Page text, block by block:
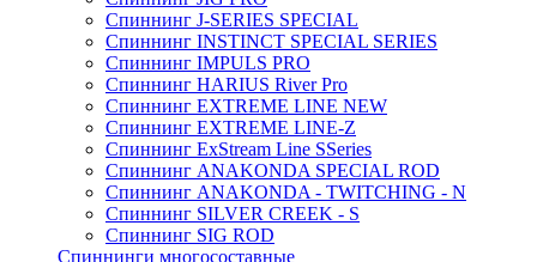
Спиннинг J-SERIES SPECIAL
Спиннинг INSTINCT SPECIAL SERIES
Спиннинг IMPULS PRO
Спиннинг HARIUS River Pro
Спиннинг EXTREME LINE NEW
Спиннинг EXTREME LINE-Z
Спиннинг ExStream Line SSeries
Спиннинг ANAKONDA SPECIAL ROD
Спиннинг ANAKONDA - TWITCHING - N
Спиннинг SILVER CREEK - S
Спиннинг SIG ROD
Спиннинги многосоставные